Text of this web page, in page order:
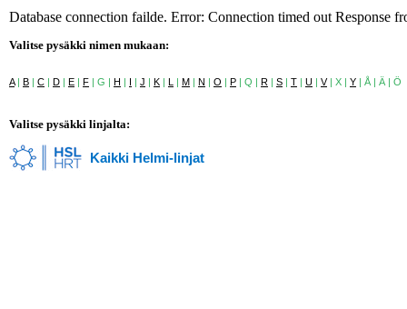
Database connection failde. Error: Connection timed out Response
Valitse pysäkki nimen mukaan:
A| B | C | D | E | F | G | H | I | J | K | L | M | N | O | P | Q | R | S | T | U | V| X | Y | Å | Ä | Ö
Valitse pysäkki linjalta:
Kaikki Helmi-linjat